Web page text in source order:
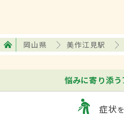
岡山県 美作江見駅
悩みに寄り添
症状